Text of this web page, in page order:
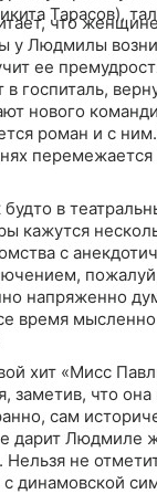
Тарасов),
что
у Людмилы
ее
госпиталь,
нового
роман и с
в
кажутся
с
напряженно
время
хит «Мисс
заметив, что
сам
дарит Людмиле
не
динамовской